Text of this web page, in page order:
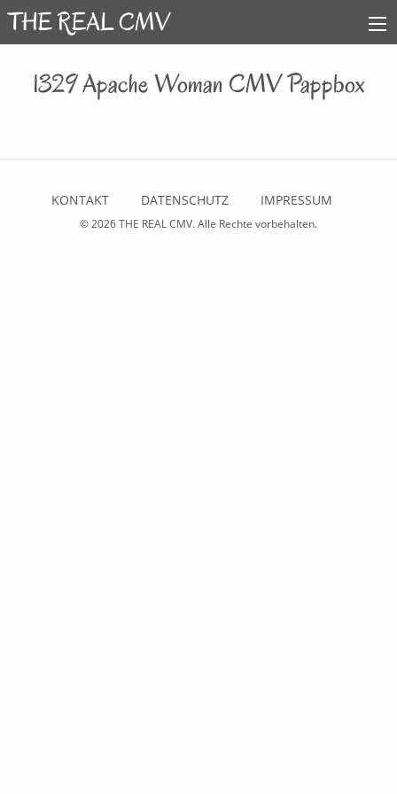
1329 Apache Woman CMV Pappbox
KONTAKT DATENSCHUTZ IMPRESSUM
© 2026THE REAL CMV. Alle Rechte vorbehalten.